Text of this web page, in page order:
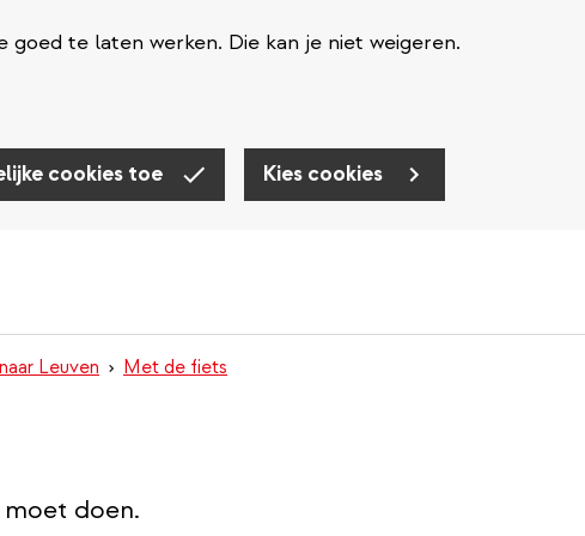
goed te laten werken. Die kan je niet weigeren.
cookies toe Kies cookies
Leuven Met de fiets
doen.